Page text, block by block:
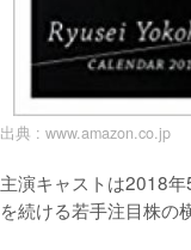
出典 : www.amazon.co.jp
主演キャストは2018
を続ける若手注目株の